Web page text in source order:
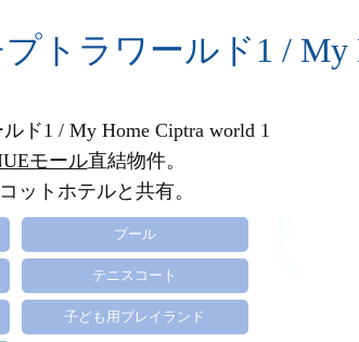
トラワールド1 / My
ド1 / My Home Ciptra world 1
モール直結物件。
ットホテルと共有。
プール
テニスコート
子ども用プレイランド